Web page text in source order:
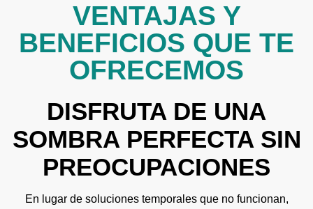
VENTAJAS Y
BENEFICIOS QUE TE
OFRECEMOS
DISFRUTA DE UNA
SOMBRA PERFECTA SIN
PREOCUPACIONES
En lugar de soluciones temporales que no funcionan,